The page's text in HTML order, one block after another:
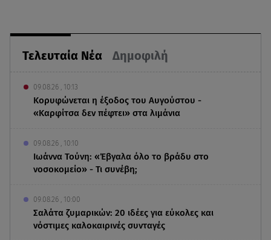
Τελευταία Νέα Δημοφιλή
09.08.26 , 10:13
Κορυφώνεται η έξοδος του Αυγούστου -
«Καρφίτσα δεν πέφτει» στα λιμάνια
09.08.26 , 10:10
Ιωάννα Τούνη: «Έβγαλα όλο το βράδυ στο
νοσοκομείο» - Τι συνέβη;
09.08.26 , 10:00
Σαλάτα ζυμαρικών: 20 ιδέες για εύκολες και
νόστιμες καλοκαιρινές συνταγές